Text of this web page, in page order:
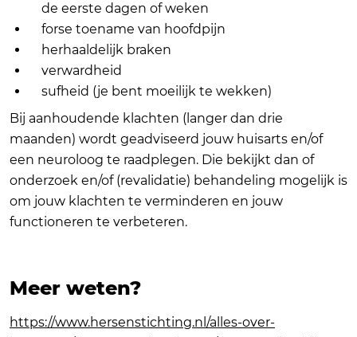
de eerste dagen of weken
forse toename van hoofdpijn
herhaaldelijk braken
verwardheid
sufheid (je bent moeilijk te wekken)
Bij aanhoudende klachten (langer dan drie
maanden) wordt geadviseerd jouw huisarts en/of
een neuroloog te raadplegen. Die bekijkt dan of
onderzoek en/of (revalidatie) behandeling mogelijk is
om jouw klachten te verminderen en jouw
functioneren te verbeteren.
Meer weten?
https://www.hersenstichting.nl/alles-over-